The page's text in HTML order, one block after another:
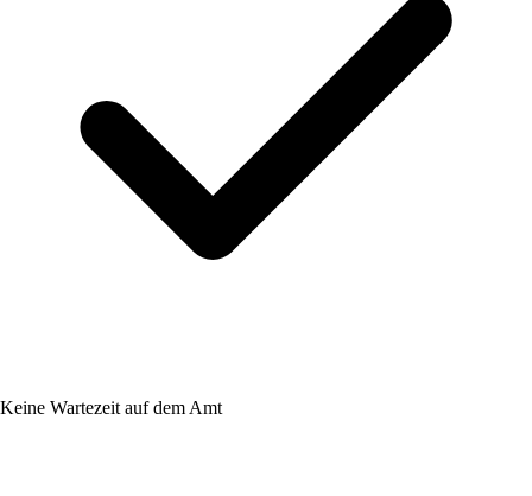
Keine Wartezeit auf dem Amt